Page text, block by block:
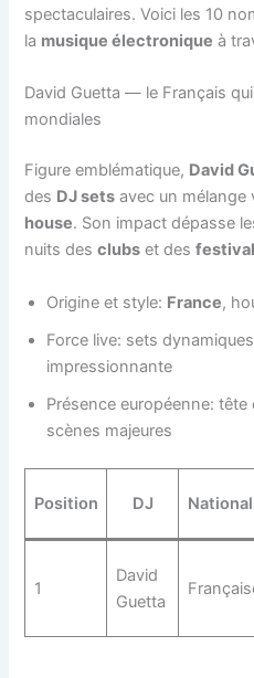
spectaculaires. Voici les 10
la musique électronique à
David Guetta — le Français
mondiales
Figure emblématique, David
des DJ sets avec un mélange
house. Son impact dépasse
nuits desclubs et des
Origine et style: France,
Force live: sets
impressionnante
Présence européenne: tête
scènes majeures
Position DJ
1
David
Guetta